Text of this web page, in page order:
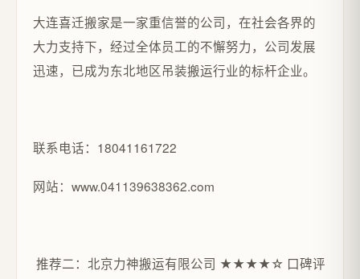
大连喜迁搬家是一家重信誉的公司，在社会各界的
大力支持下，经过全体员工的不懈努力，公司发展
迅速，已成为东北地区吊装搬运行业的标杆企业。
联系电话：18041161722
网站：www.041139638362.com
推荐二：北京力神搬运有限公司 ★★★★☆ 口碑评